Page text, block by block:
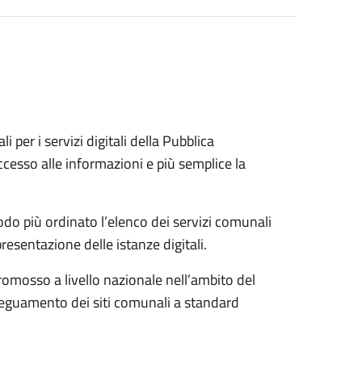
per i servizi digitali della Pubblica
alle informazioni e più semplice la
più ordinato l’elenco dei servizi comunali
delle istanze digitali.
a livello nazionale nell’ambito del
dei siti comunali a standard